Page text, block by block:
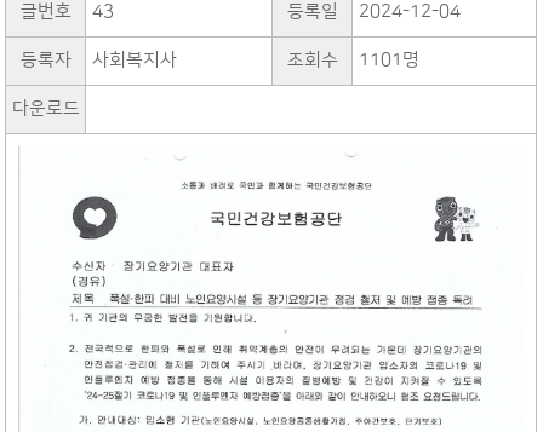
글번호 43 등록일 2024-12-04
등록자 사회복지사 조회수 1101명
다운로드